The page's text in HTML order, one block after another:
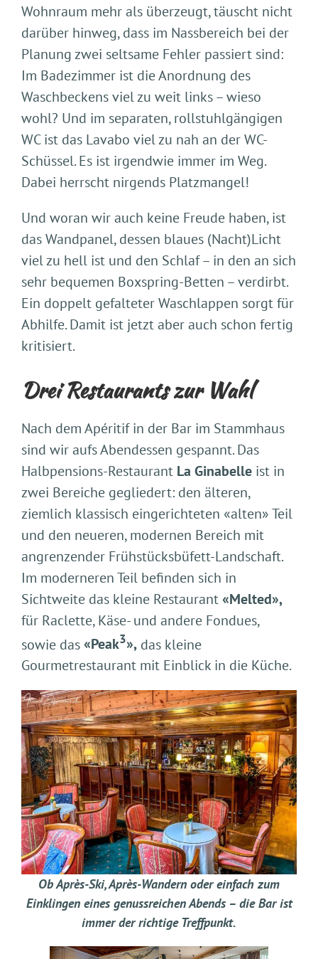
Wohnraum mehr als überzeugt, täuscht nicht
darüber hinweg, dass im Nassbereich bei der
Planung zwei seltsame Fehler passiert sind:
Im Badezimmer ist die Anordnung des
Waschbeckens viel zu weit links – wieso
wohl? Und im separaten, rollstuhlgängigen
WC ist das Lavabo viel zu nah an der WC-
Schüssel. Es ist irgendwie immer im Weg.
Dabei herrscht nirgends Platzmangel!
Und woran wir auch keine Freude haben, ist
das Wandpanel, dessen blaues (Nacht)Licht
viel zu hell ist und den Schlaf – in den an sich
sehr bequemen Boxspring-Betten – verdirbt.
Ein doppelt gefalteter Waschlappen sorgt für
Abhilfe. Damit ist jetzt aber auch schon fertig
kritisiert.
Drei Restaurants zur Wahl
Nach dem Apéritif in der Bar im Stammhaus
sind wir aufs Abendessen gespannt. Das
Halbpensions-Restaurant La Ginabelle ist in
zwei Bereiche gegliedert: den älteren,
ziemlich klassisch eingerichteten «alten» Teil
und den neueren, modernen Bereich mit
angrenzender Frühstücksbüfett-Landschaft.
Im moderneren Teil befinden sich in
Sichtweite das kleine Restaurant«Melted»,
für Raclette, Käse- und andere Fondues,
sowie das«Peak3», das kleine
Gourmetrestaurant mit Einblick in die Küche.
Ob Après-Ski, Après-Wandern oder einfach zum
Einklingen eines genussreichen Abends – die Bar ist
immer der richtige Treffpunkt.